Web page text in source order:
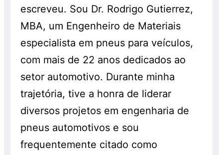
serão cobrados à parte. Os pneus
também são vendidos separadamente e
sem a realização do serviço, pelo preço
normal, sem o desconto. Promoção válida
enquanto durarem os estoques. Consulte!
escreveu. Sou Dr. Rodrigo Gutierrez,
MBA, um Engenheiro de Materiais
especialista em pneus para veículos,
com mais de 22 anos dedicados ao
setor automotivo. Durante minha
trajetória, tive a honra de liderar
diversos projetos em engenharia de
pneus automotivos e sou
frequentemente citado como